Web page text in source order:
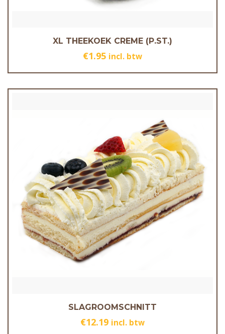
XL THEEKOEK CREME (P.ST.)
€1.95 incl. btw
SLAGROOMSCHNITT
€12.19 incl. btw